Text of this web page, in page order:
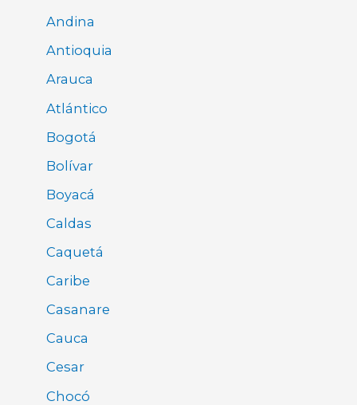
Andina
Antioquia
Arauca
Atlántico
Bogotá
Bolívar
Boyacá
Caldas
Caquetá
Caribe
Casanare
Cauca
Cesar
Chocó